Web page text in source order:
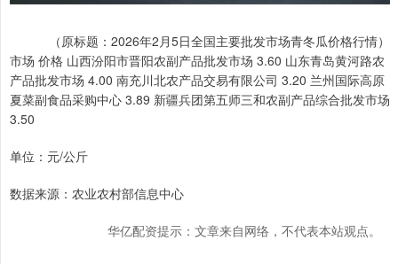
（原标题：2026年2月5日全国主要批发市场青冬瓜价格行情）
市场 价格 山西汾阳市晋阳农副产品批发市场 3.60 山东青岛黄河路农
产品批发市场 4.00 南充川北农产品交易有限公司 3.20 兰州国际高原
夏菜副食品采购中心 3.89 新疆兵团第五师三和农副产品综合批发市场
3.50
单位：元/公斤
数据来源：农业农村部信息中心
华亿配资提示：文章来自网络，不代表本站观点。